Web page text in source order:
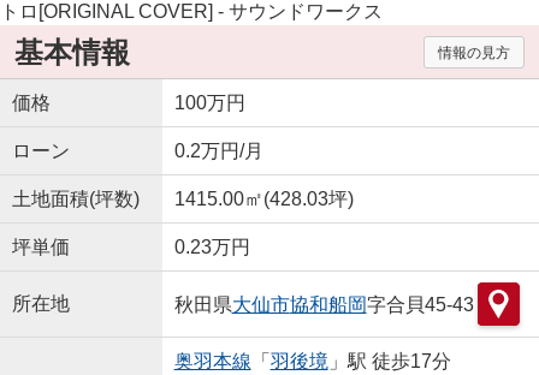
トロ[ORIGINAL COVER] - サウンドワークス
基本情報 情報の見方
価格 100万円
ローン 0.2万円/月
土地面積(坪数) 1415.00㎡(428.03坪)
坪単価 0.23万円
所在地 秋田県大仙市協和船岡字合貝45-43
奥羽本線 「 羽後境 」駅 徒歩17分